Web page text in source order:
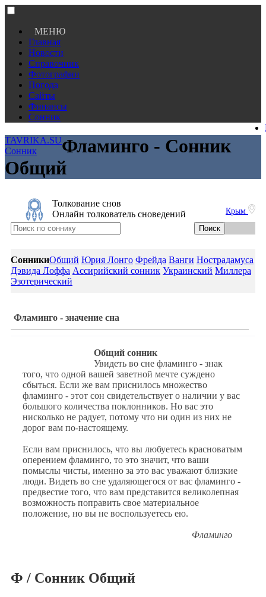
МЕНЮ
Главная
Новости
Справочник
Фотографии
Погода
Сайты
Финансы
Сонник
TAVRIKA.SU
Сонник
Фламинго - Сонник
Общий
Крым
Толкование снов
Онлайн толкователь сноведений
СонникиОбщий Юрия Лонго Фрейда Ванги Нострадамуса
Дэвида Лоффа Ассирийский сонник Украинский Миллера
Эзотерический
Фламинго - значение сна
Общий сонник
Увидеть во сне фламинго - знак
того, что одной вашей заветной мечте суждено
сбыться. Если же вам приснилось множество
фламинго - этот сон свидетельствует о наличии у вас
большого количества поклонников. Но вас это
нисколько не радует, потому что ни один из них не
дорог вам по-настоящему.
Если вам приснилось, что вы любуетесь красноватым
оперением фламинго, то это значит, что ваши
помыслы чисты, именно за это вас уважают близкие
люди. Видеть во сне удаляющегося от вас фламинго -
предвестие того, что вам представится великолепная
возможность поправить свое материальное
положение, но вы не воспользуетесь ею.
Фламинго
Ф / Сонник Общий